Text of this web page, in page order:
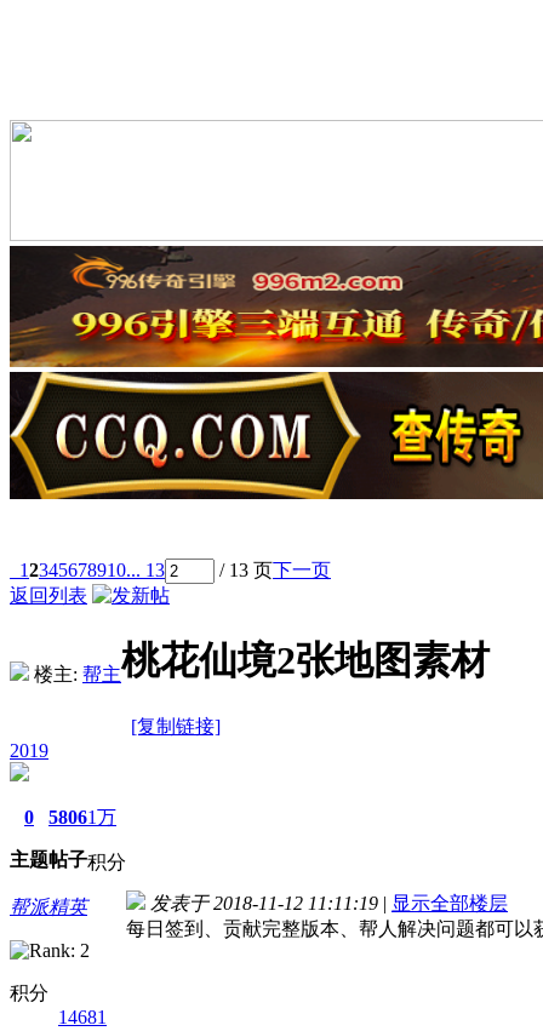
12345678910... 13 / 13 页下一页
返回列表
楼主: 帮主桃花仙境2张地图素材
[复制链接]
2019
0
主题
5806
帖子
1万
积分
帮派精英
积分
14681
发表于 2018-11-12 11:11:19 | 显示全部楼层
每日签到、贡献完整版本、帮人解决问题都可以